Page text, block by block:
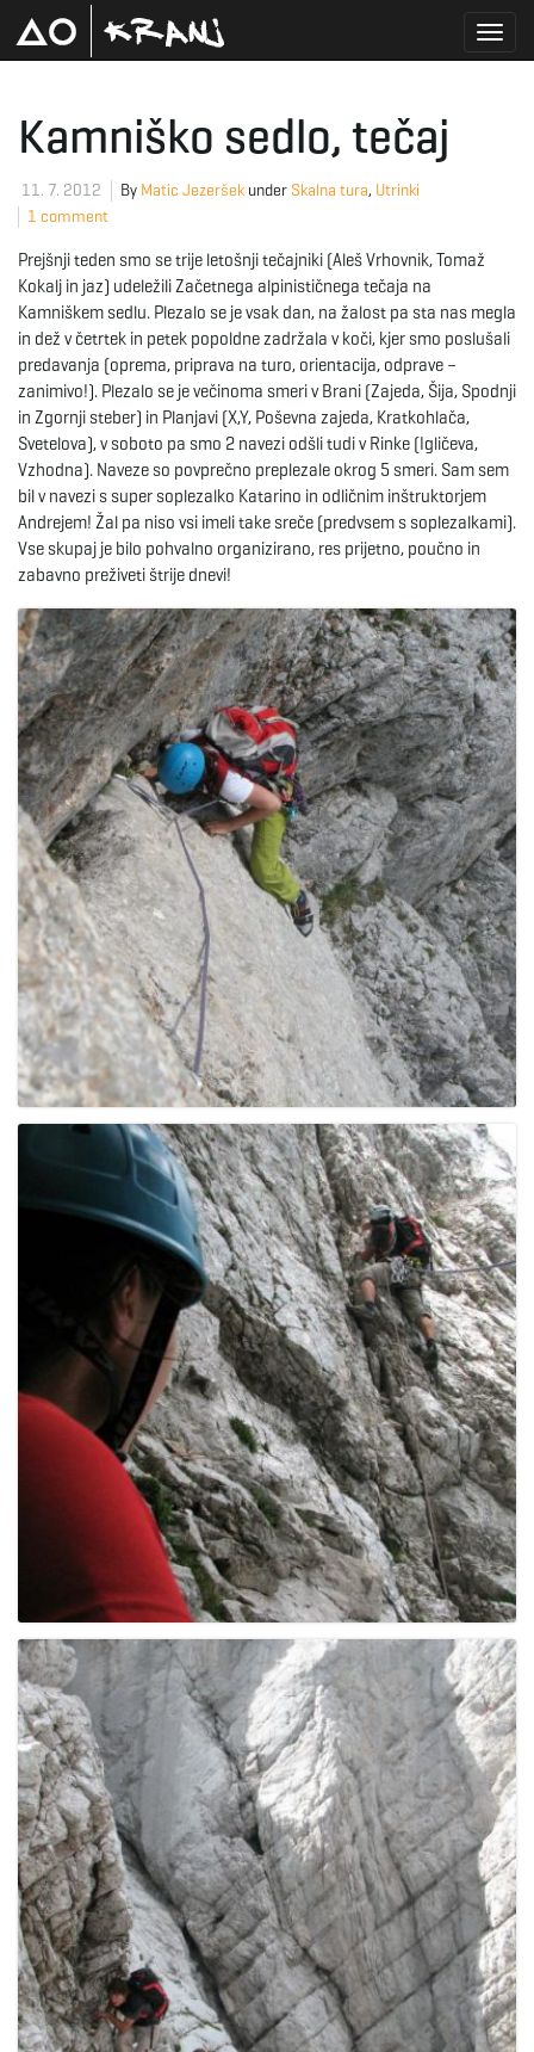
l
n
a
v
i
g
a
t
i
o
n
Kamniško sedlo, tečaj
11. 7. 2012 By Matic Jezeršek under Skalna tura, Utrinki
1 comment
Prejšnji teden smo se trije letošnji tečajniki (Aleš Vrhovnik, Tomaž
Kokalj in jaz) udeležili Začetnega alpinističnega tečaja na
Kamniškem sedlu. Plezalo se je vsak dan, na žalost pa sta nas megla
in dež v četrtek in petek popoldne zadržala v koči, kjer smo poslušali
predavanja (oprema, priprava na turo, orientacija, odprave –
zanimivo!). Plezalo se je večinoma smeri v Brani (Zajeda, Šija, Spodnji
in Zgornji steber) in Planjavi (X,Y, Poševna zajeda, Kratkohlača,
Svetelova), v soboto pa smo 2 navezi odšli tudi v Rinke (Igličeva,
Vzhodna). Naveze so povprečno preplezale okrog 5 smeri. Sam sem
bil v navezi s super soplezalko Katarino in odličnim inštruktorjem
Andrejem! Žal pa niso vsi imeli take sreče (predvsem s soplezalkami).
Vse skupaj je bilo pohvalno organizirano, res prijetno, poučno in
zabavno preživeti štrije dnevi!